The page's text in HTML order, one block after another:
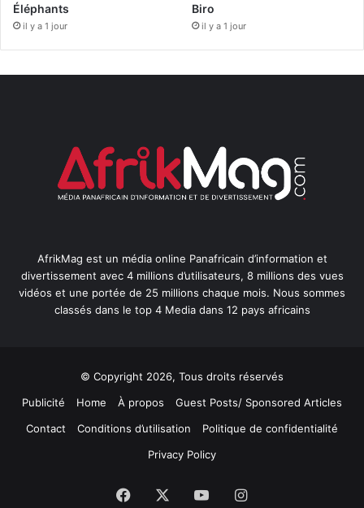
Éléphants
il y a 1 jour
Biro
il y a 1 jour
AfrikMag est un média online Panafricain d’information et
divertissement avec 4 millions d’utilisateurs, 8 millions des vues
vidéos et une portée de 25 millions chaque mois. Nous sommes
classés dans le top 4 Media dans 12 pays africains
© Copyright 2026, Tous droits réservés
Publicité
Home À propos
Guest Posts/ Sponsored Articles
Contact
Conditions d’utilisation
Politique de confidentialité
Privacy Policy
Facebook YouTubeInstagram